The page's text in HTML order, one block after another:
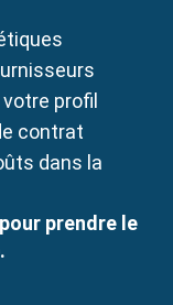
profil
contrat
dans la
prendre le